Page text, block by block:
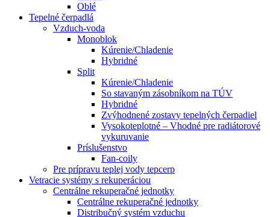
Oblé
Tepelné čerpadlá
Vzduch-voda
Monoblok
Kúrenie/Chladenie
Hybridné
Split
Kúrenie/Chladenie
So stavaným zásobníkom na TÚV
Hybridné
Zvýhodnené zostavy tepelných čerpadiel
Vysokoteplotné – Vhodné pre radiátorové
vykuruvanie
Príslušenstvo
Fan-coily
Pre prípravu teplej vody tepcerp
Vetracie systémy s rekuperáciou
Centrálne rekuperačné jednotky
Centrálne rekuperačné jednotky
Distribučný systém vzduchu